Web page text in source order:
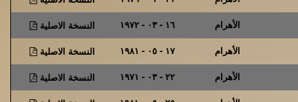
الأهرام ١٦ - ٠٣ - ١٩٧٢
النسخة الاصلية
الأهرام ١٧ - ٠٥ - ١٩٨١
النسخة الاصلية
الأهرام ٢٢ - ٠٣ - ١٩٧١
النسخة الاصلية